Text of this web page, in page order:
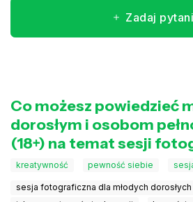
Zadaj
Co możesz powiedzieć
dorosłym i osobom
(18+) na temat sesji
kreatywność pewność siebie
sesja fotograficzna dla młodych dorosłych